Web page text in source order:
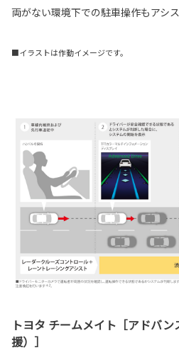
両がない環境下での駐車操作もアシス
■イラストは作動イメージです。
トヨタ チームメイト［アドバ
援）］